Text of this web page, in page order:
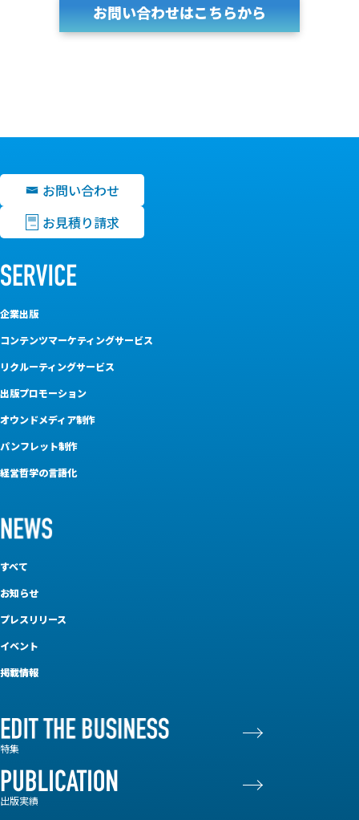
お問い合わせはこちらから
お問い合わせ
お見積り請求
企業出版
コンテンツマーケティングサービス
リクルーティングサービス
出版プロモーション
オウンドメディア制作
パンフレット制作
経営哲学の言語化
すべて
お知らせ
プレスリリース
イベント
掲載情報
特集
出版実績